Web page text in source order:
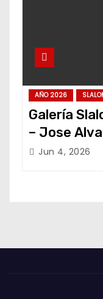
AÑO 2026
Galería
– Jose
Jun 4, 2026